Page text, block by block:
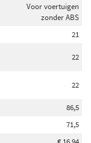
Voor voertuigen
zonder ABS
21
22
22
86,5
71,5